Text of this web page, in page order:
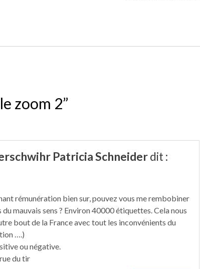
zoom 2”
Patricia Schneiderdit :
rémunération bien sur, pouvez vous me rembobiner
mauvais sens ? Environ 40000 étiquettes. Cela nous
bout de la France avec tout les inconvénients du
….)
ou négative.
du tir